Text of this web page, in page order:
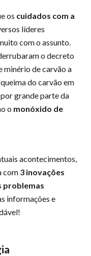
os cuidados com a
líderes
com o assunto.
o decreto
minério de carvão a
do carvão em
grande parte da
o monóxido de
acontecimentos,
com 3 inovações
problemas
informações e